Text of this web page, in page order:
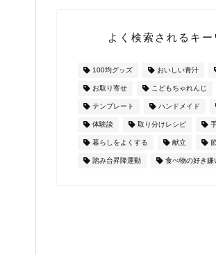
よく検索されるキー
100均グッズ おいしい青汁
お取り寄せ こどもちゃれんじ
テンプレート ハンドメイド
体験談 取り分けレシピ
暮らしをよくする 献立
踏み台昇降運動 食べ物の好き嫌